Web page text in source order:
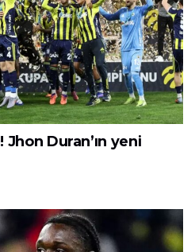
Duran’ın yeni